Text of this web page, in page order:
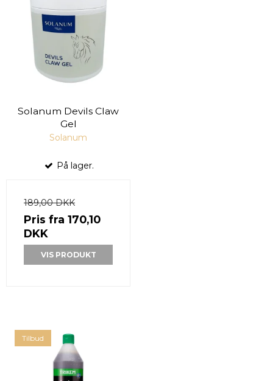
Solanum Devils Claw
Gel
Solanum
På lager.
189,00 DKK
Pris fra 170,10
DKK
VIS PRODUKT
Tilbud